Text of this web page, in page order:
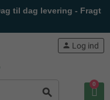
til dag levering - Fragt
search
person Log ind
0